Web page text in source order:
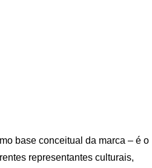
base conceitual da marca – é o
representantes culturais,